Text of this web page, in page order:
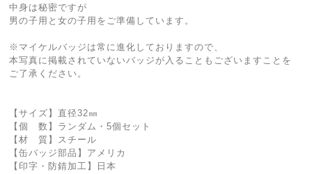
中身は秘密ですが
男の子用と女の子用をご準備しています。
※マイケルバッジは常に進化しておりますので、
本写真に掲載されていないバッジが入ることもございますことを
ご了承ください。
【サイズ】直径32㎜
【個 数】ランダム・5個セット
【材 質】スチール
【缶バッジ部品】アメリカ
【印字・防錆加工】日本